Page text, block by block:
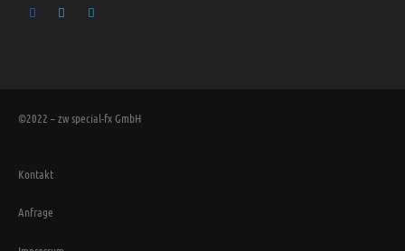
©2022 – zw special-fx GmbH
Kontakt
Anfrage